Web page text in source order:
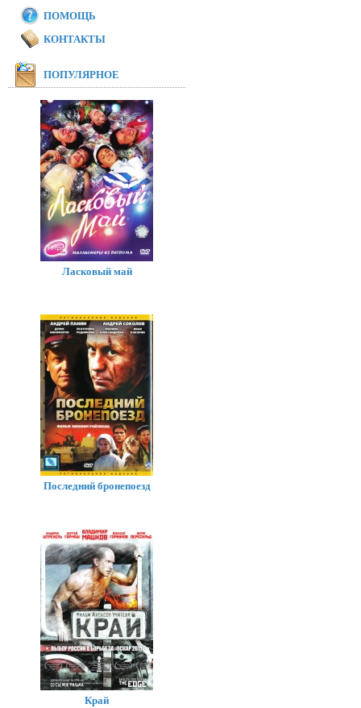
ПОМОЩЬ
КОНТАКТЫ
ПОПУЛЯРНОЕ
Ласковый май
Последний бронепоезд
Край